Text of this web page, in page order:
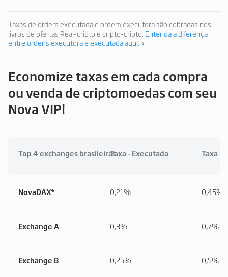
Taxas de ordem executada e ordem executora são cobradas nos
livros de ofertas Real-cripto e cripto-cripto. Entenda a diferença
entre ordens executora e executada aqui.
Economize taxas em cada compra
ou venda de criptomoedas com seu
Nova VIP!
Top 4 exchanges brasileirasTaxa - Executada Taxa -
NovaDAX* 0,21% 0,45%
Exchange A 0,3% 0,7%
Exchange B 0,25% 0,5%